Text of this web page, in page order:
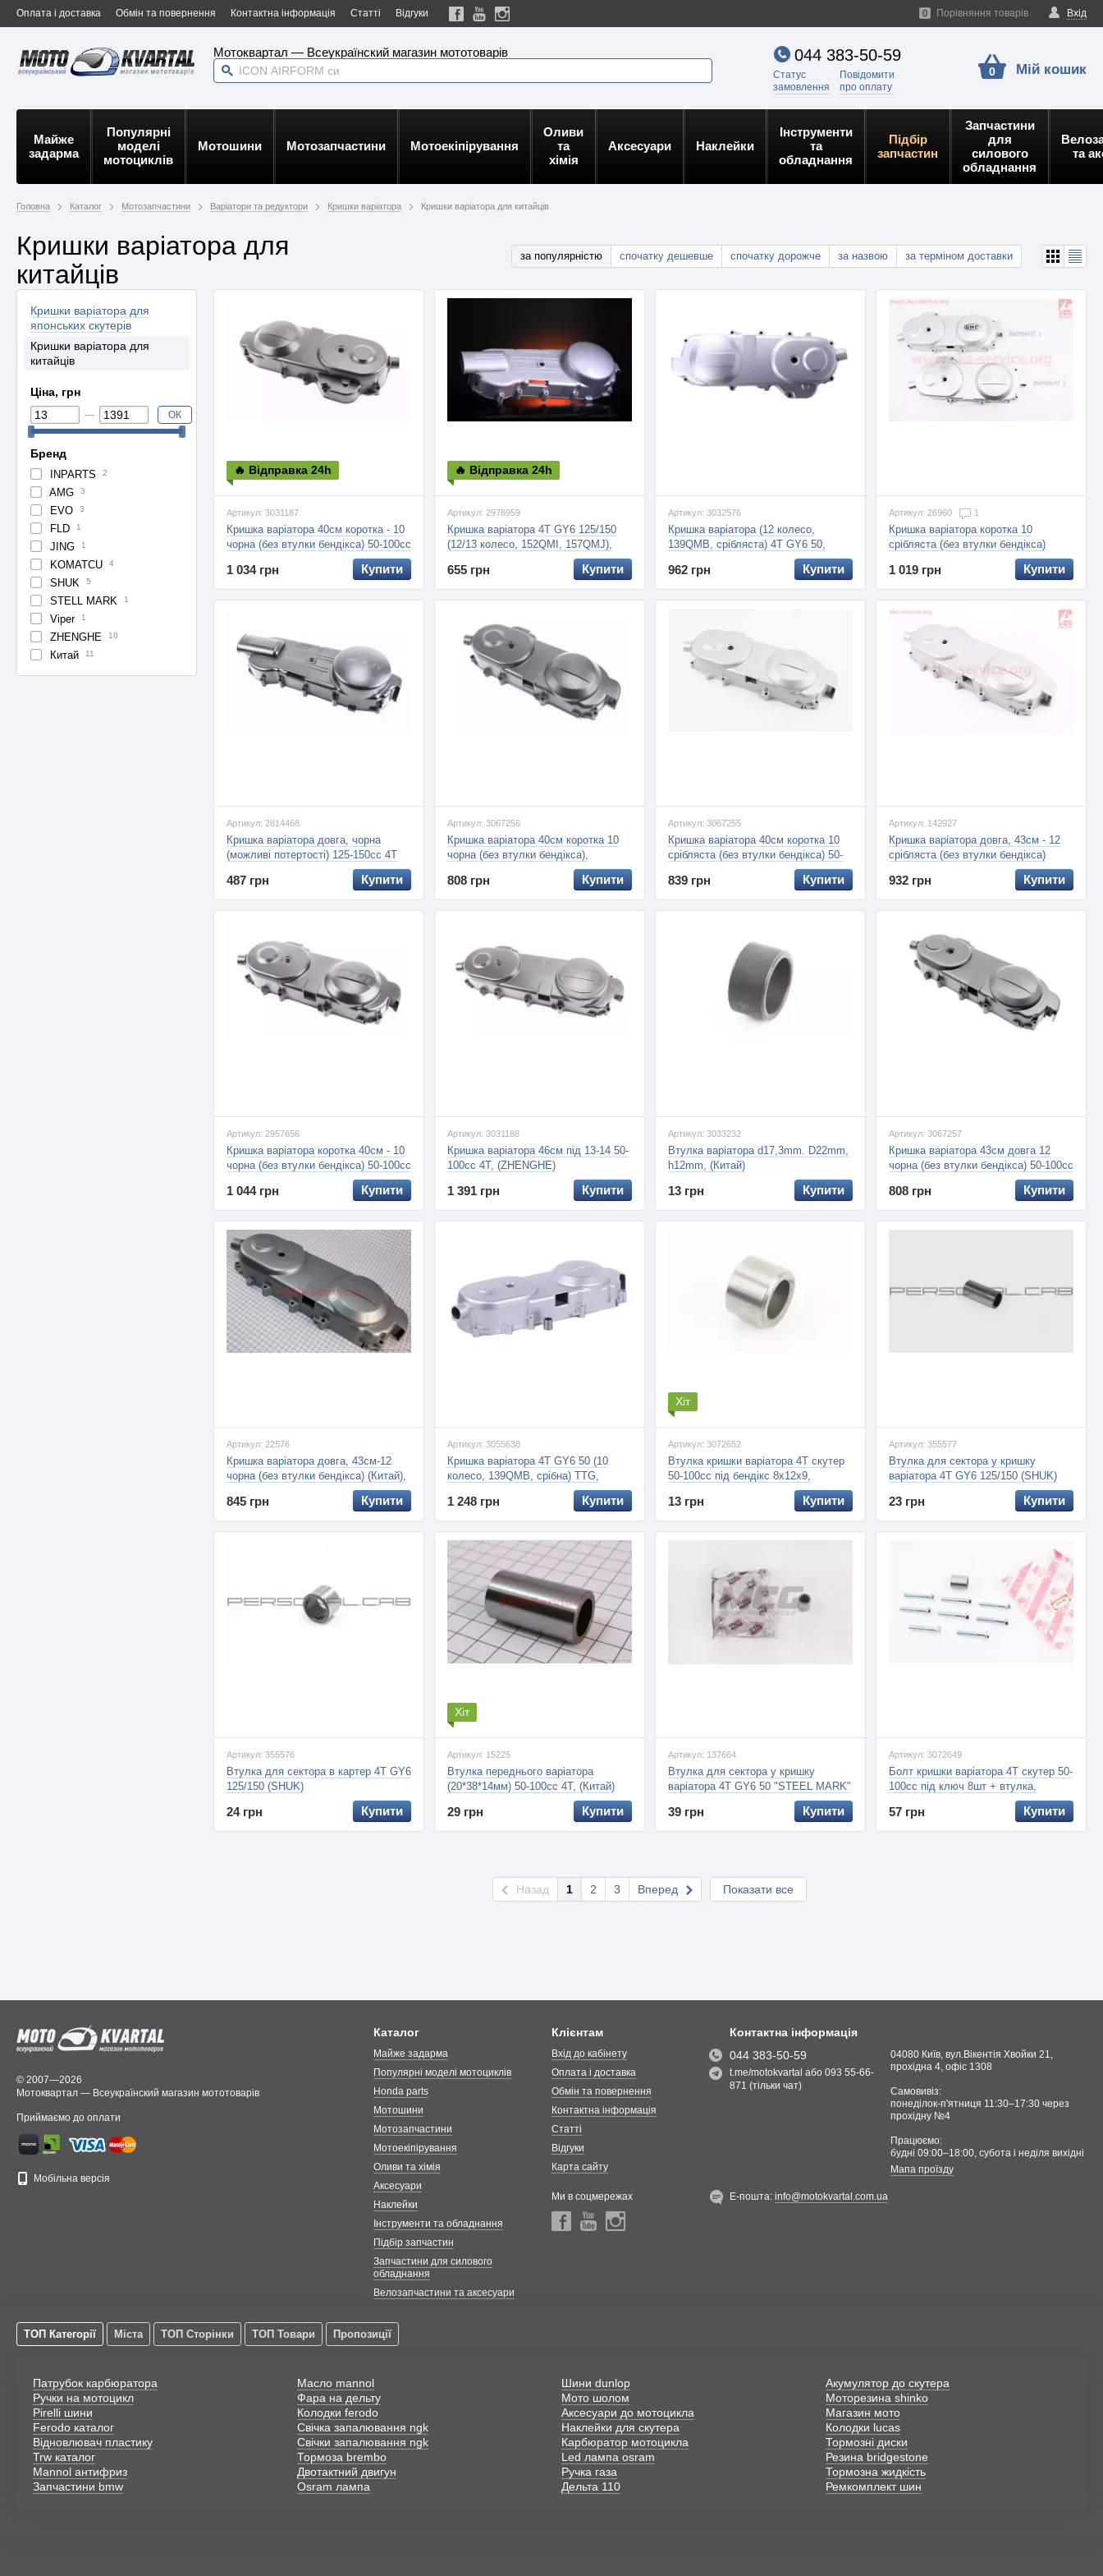
Оплата і доставка Обмін та повернення Контактна інформація Статті Відгуки Вхід
0 Порівняння товарів
Мотоквартал — Всеукраїнский магазин мототоварів 044 383-50-59
Статус
замовлення
Повідомити
про оплату
0 Мій кошик
Майже
задарма
Популярні
моделі
мотоциклів
Мотошини Мотозапчастини Мотоекіпірування
Оливи
та
хімія
Аксесуари Наклейки
Інструменти
та
обладнання
Підбір
запчастин
Запчастини
для
силового
обладнання
та
Головна Каталог Мотозапчастини Варіатори та редуктори Кришки варіатора Кришки варіатора для китайців
Кришки варіатора для
китайців
за популярністю спочатку дешевше спочатку дорожче за назвою за терміном доставки
🔥 Відправка 24h
Артикул: 3031187
Кришка варіатора 40см коротка - 10
чорна (без втулки бендікса) 50-100сс
1 034 грн Купити
🔥 Відправка 24h
Артикул: 2978959
Кришка варіатора 4T GY6 125/150
(12/13 колесо, 152QMI, 157QMJ),
655 грн Купити
Артикул: 3032576
Кришка варіатора (12 колесо,
139QMB, срібляста) 4T GY6 50,
962 грн Купити
Артикул: 26960 1
Кришка варіатора коротка 10
срібляста (без втулки бендікса)
1 019 грн Купити
Артикул: 2814468
Кришка варіатора довга, чорна
(можливі потертості) 125-150сс 4Т
487 грн Купити
Артикул: 3067256
Кришка варіатора 40см коротка 10
чорна (без втулки бендікса),
808 грн Купити
Артикул: 3067255
Кришка варіатора 40см коротка 10
срібляста (без втулки бендікса) 50-
839 грн Купити
Артикул: 142927
Кришка варіатора довга, 43см - 12
срібляста (без втулки бендікса)
(скутер 50-100сс 4Т) (Китай)
932 грн Купити
Артикул: 2957656
Кришка варіатора коротка 40см - 10
чорна (без втулки бендікса) 50-100сс
1 044 грн Купити
Артикул: 3031188
Кришка варіатора 46см під 13-14 50-
100сс 4Т, (ZHENGHE)
1 391 грн Купити
Артикул: 3033232
Втулка варіатора d17,3mm. D22mm,
h12mm, (Китай)
13 грн Купити
Артикул: 3067257
Кришка варіатора 43см довга 12
чорна (без втулки бендікса) 50-100сс
808 грн Купити
Артикул: 22576
Кришка варіатора довга, 43см-12
чорна (без втулки бендікса) (Китай),
(на двигун 50-100сс 4-Т (скутер))
845 грн Купити
Артикул: 3055638
Кришка варіатора 4T GY6 50 (10
колесо, 139QMB, срібна) TTG,
1 248 грн Купити
Хіт
Артикул: 3072652
Втулка кришки варіатора 4Т скутер
50-100сс під бендікс 8x12x9,
13 грн Купити
Артикул: 355577
Втулка для сектора у кришку
варіатора 4T GY6 125/150 (SHUK)
23 грн Купити
Артикул: 355576
Втулка для сектора в картер 4T GY6
125/150 (SHUK)
24 грн Купити
Хіт
Артикул: 15225
Втулка переднього варіатора
(20*38*14мм) 50-100сс 4Т, (Китай)
29 грн Купити
Артикул: 137664
Втулка для сектора у кришку
варіатора 4T GY6 50 "STEEL MARK"
39 грн Купити
Артикул: 3072649
Болт кришки варіатора 4Т скутер 50-
100сс під ключ 8шт + втулка,
57 грн Купити
Назад 1 2 3 Вперед Показати все
Кришки варіатора для
японських скутерів
Кришки варіатора для
китайців
Ціна, грн
ОК
Бренд
INPARTS 2
AMG 3
EVO 3
FLD 1
JING 1
KOMATCU 4
SHUK 5
STELL MARK 1
Viper 1
ZHENGHE 10
Китай 11
© 2007—2026
Мотоквартал — Всеукраїнский магазин мототоварів
Приймаємо до оплати
Мобільна версія
Каталог
Майже задарма
Популярні моделі мотоциклів
Honda parts
Мотошини
Мотозапчастини
Мотоекіпірування
Оливи та хімія
Аксесуари
Наклейки
Інструменти та обладнання
Підбір запчастин
Запчастини для силового
обладнання
Велозапчастини та аксесуари
Клієнтам
Вхід до кабінету
Оплата і доставка
Обмін та повернення
Контактна інформація
Статті
Відгуки
Карта сайту
Ми в соцмережах
Контактна інформація
044 383-50-59
t.me/motokvartal або 093 55-66-
871 (тільки чат)
04080 Київ, вул.Вікентія Хвойки 21,
прохідна 4, офіс 1308
Самовивіз:
понеділок-п'ятниця 11:30–17:30 через
прохідну №4
Працюємо:
будні 09:00–18:00, cубота і неділя вихідні
Мапа проїзду
Е-пошта:info@motokvartal.com.ua
ТОП Категорії Міста ТОП Сторінки ТОП Товари Пропозиції
Патрубок карбюратора
Ручки на мотоцикл
Pirelli шини
Ferodo каталог
Відновлювач пластику
Trw каталог
Mannol антифриз
Запчастини bmw
Масло mannol
Фара на дельту
Колодки ferodo
Свічка запалювання ngk
Свічки запалювання ngk
Тормоза brembo
Двотактний двигун
Osram лампа
Шини dunlop
Мото шолом
Аксесуари до мотоцикла
Наклейки для скутера
Карбюратор мотоцикла
Led лампа osram
Ручка газа
Дельта 110
Акумулятор до скутера
Моторезина shinko
Магазин мото
Колодки lucas
Тормозні диски
Резина bridgestone
Тормозна жидкість
Ремкомплект шин